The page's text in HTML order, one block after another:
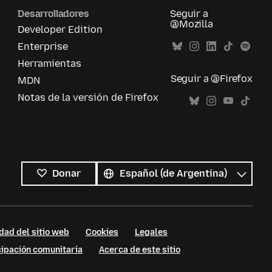
Desarrolladores
Developer Edition
Enterprise
Herramientas
MDN
Notas de la versión de Firefox
Seguir a
@Mozilla
Seguir a @Firefox
Donar
los
idiomas
Idioma
del sitio web Cookies
Legales
comunitaria
Acerca de este sitio